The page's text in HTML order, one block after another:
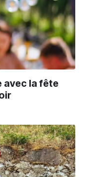
avec la fête